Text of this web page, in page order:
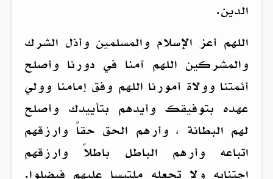
الدين.
اللهم أعز الإسلام والمسلمين وأذل الشرك
والمشركين اللهم آمنا في دورنا وأصلح
أئمتنا وولاة أمورنا اللهم وفق إمامنا وولي
عهده بتوفيقك وأيدهم بتأييدك وأصلح
لهم البطانة ، وأرهم الحق حقاً وارزقهم
اتباعه وأرهم الباطل باطلاً وارزقهم
اجتنابه ولا تجعله ملتبسا عليهم فيضلوا.